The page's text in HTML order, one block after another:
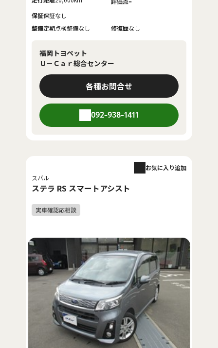
保証保証なし
整備定期点検整備なし 修復歴なし
福岡トヨペット
Ｕ－Ｃａｒ総合センター
各種お問合せ
092-938-1411
スバル
ステラ RS スマートアシスト
お気に入り追加